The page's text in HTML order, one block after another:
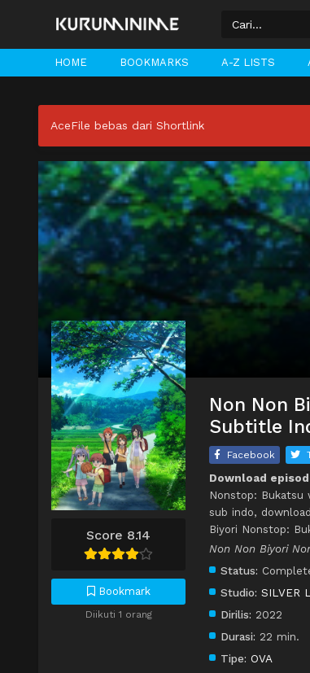
HOME BOOKMARKS A-Z LISTS
AceFile bebas dari Shortlink
Score 8.14
Bookmark
Diikuti 1 orang
Non Non
Subtitle
Facebook
Download
Nonstop: Bukatsu
sub indo,
Biyori Nonstop:
Non Non Biyori
Status:
Studio: SILVER
Dirilis: 2022
Durasi: 22 min.
Tipe: OVA